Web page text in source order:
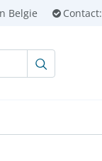
Belgie Contact: